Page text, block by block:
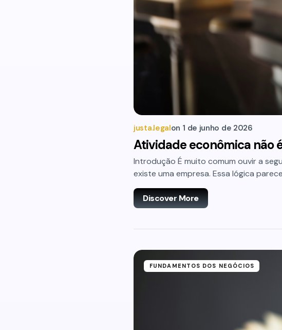
justa.legalon 1 de junho de 2026
Atividade econômica não
Introdução É muito comum ouvir a
existe uma empresa. Essa lógica
Discover More
FUNDAMENTOS DOS NEGÓCIOS